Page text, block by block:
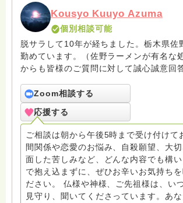
Kousyo Kuuyo Azuma
個別相談可能
脱サラして10年が経ちました。栃木県佐
勤めています。（佐野ラーメンが有名な
からも皆様のご質問に対して誠心誠意回
いと存じます。まだまだ修行中の身です
ろうかとは存じますが共に精進して参り
寺にもお気軽に遊びに来てください。
Zoom相談する
応援する
ご相談は朝から午後5時まで受け付けて
間関係や恋愛のお悩み、自殺願望、大
面した苦しみなど、どんな内容でも構
で抱え込まずに、ぜひお辛いお気持ちを
ださい。 仏様や神様、ご先祖様は、い
見守り、聞いてくださっています。あ